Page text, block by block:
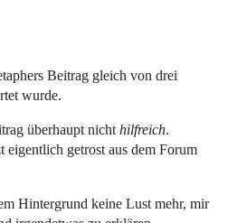
Beitrag gleich von drei
wurde.
überhaupt nicht hilfreich.
getrost aus dem Forum
Hintergrund keine Lust mehr, mir